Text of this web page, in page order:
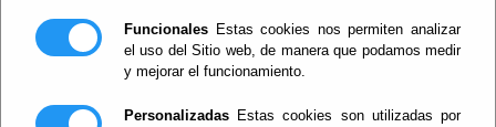
Funcionales Estas cookies nos permiten analizar
el uso del Sitio web, de manera que podamos medir
y mejorar el funcionamiento.
Personalizadas Estas cookies son utilizadas por
Actualidad